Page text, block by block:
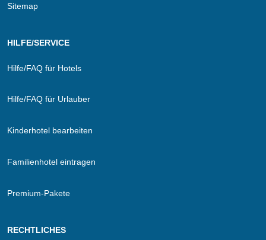
Sitemap
HILFE/SERVICE
Hilfe/FAQ für Hotels
Hilfe/FAQ für Urlauber
Kinderhotel bearbeiten
Familienhotel eintragen
Premium-Pakete
RECHTLICHES